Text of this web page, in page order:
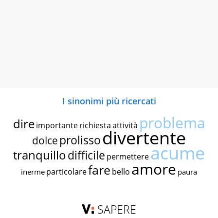
I sinonimi più ricercati
dire importante richiestaattività problema
dolce prolissodivertente
tranquillodifficile permettereacume
inerme particolarefare bello amore paura
SAPERE